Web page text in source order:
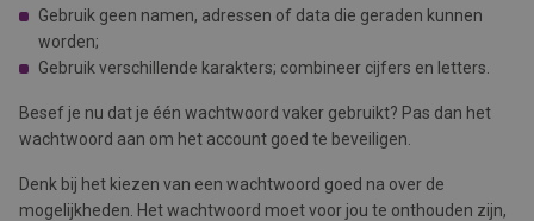
Gebruik geen namen, adressen of data die geraden kunnen
worden;
Gebruik verschillende karakters; combineer cijfers en letters.
Besef je nu dat je één wachtwoord vaker gebruikt? Pas dan het
wachtwoord aan om het account goed te beveiligen.
Denk bij het kiezen van een wachtwoord goed na over de
mogelijkheden. Het wachtwoord moet voor jou te onthouden zijn,